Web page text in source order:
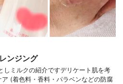
ンジング
しミルクの紹介ですデリケート肌を考
(着色料・香料・パラベンなどの防腐